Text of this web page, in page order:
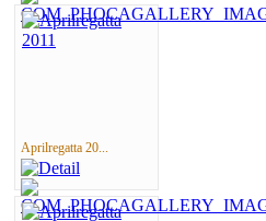
Aprilregatta 20...